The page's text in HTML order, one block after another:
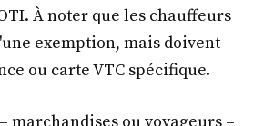
À noter que les chauffeurs
exemption, mais doivent
ou carte VTC spécifique.